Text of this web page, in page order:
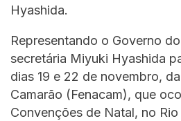
Hyashida.
Representando o Governo
secretária Miyuki Hyashida
dias 19 e 22 de novembro,
Camarão (Fenacam), que
Convenções de Natal, no